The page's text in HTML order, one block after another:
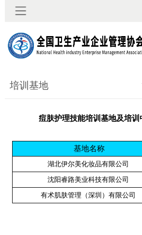
培训基地
痘肤护理技能培训基地及培训
基地名称
湖北伊尔美化妆品有限公司
沈阳睿路美业科技有限公司
有术肌肤管理（深圳）有限公司